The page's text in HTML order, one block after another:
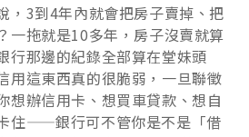
，3到4年內就會把房子賣掉、把
一拖就是10多年，房子沒賣就算
行那邊的紀錄全部算在堂妹頭
用這東西真的很脆弱，一旦聯徵
想辦信用卡、想買車貸款、想自
住——銀行可不管你是不是「借